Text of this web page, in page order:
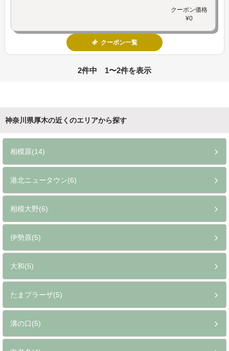
クーポン価格
¥0
クーポン一覧
2件中 1〜2件を表示
神奈川県厚木の近くのエリアから探す
相模原(14)
港北ニュータウン(6)
相模大野(6)
伊勢原(5)
大和(5)
たまプラーザ(5)
溝の口(5)